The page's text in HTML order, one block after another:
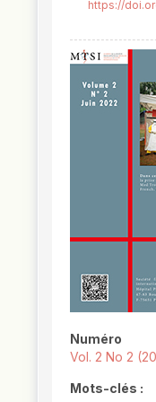
https://
Numéro
Vol. 2 No 2
Mots-clés :